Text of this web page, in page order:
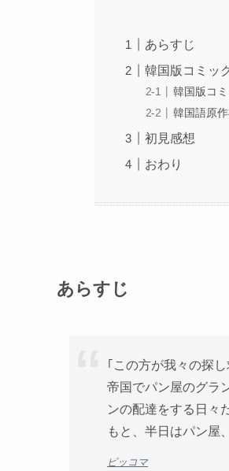
あらすじ
韓国版コミッ
韓国版コ
韓国語原
初見感想
おわり
あらすじ
｢この方が我々の探
帝国でパン屋のグラ
ンの配達をする日々
もと、半日はパン屋
ピッコマ